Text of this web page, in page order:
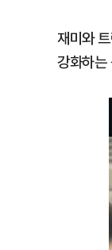
재미와
강화하는